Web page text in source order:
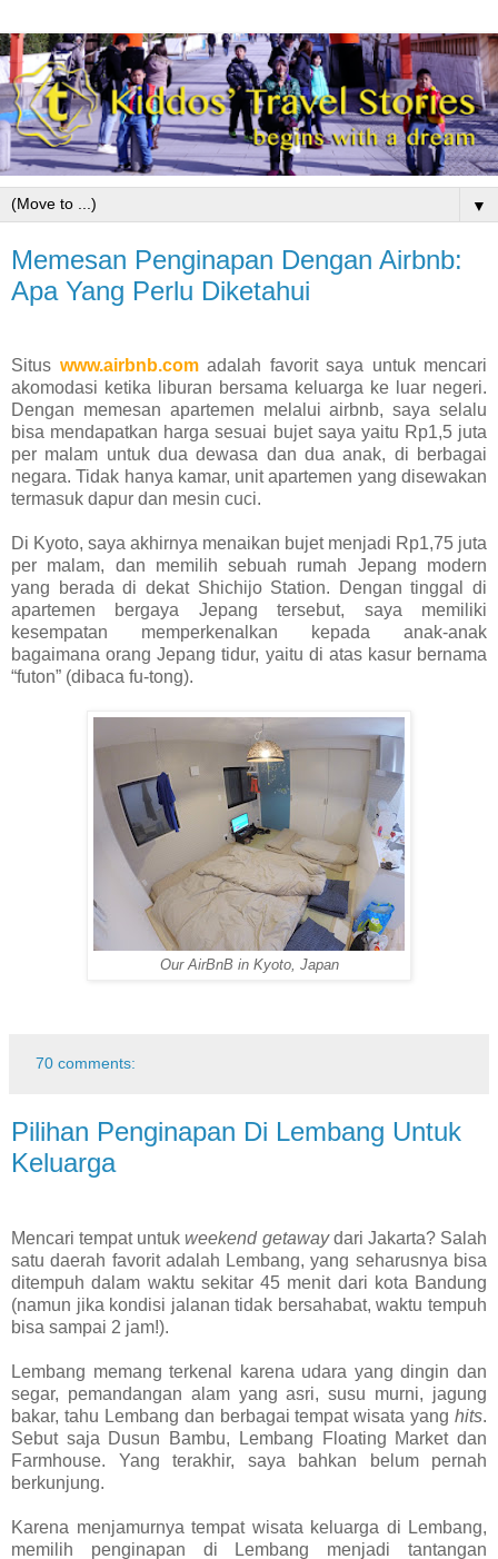
▼
Memesan Penginapan Dengan Airbnb:
Apa Yang Perlu Diketahui
Situs www.airbnb.comadalah favorit saya untuk mencari
akomodasi ketika liburan bersama keluarga ke luar negeri.
Dengan memesan apartemen melalui airbnb, saya selalu
bisa mendapatkan harga sesuai bujet saya yaitu Rp1,5 juta
per malam untuk dua dewasa dan dua anak, di berbagai
negara. Tidak hanya kamar, unit apartemen yang disewakan
termasuk dapur dan mesin cuci.
Di Kyoto, saya akhirnya menaikan bujet menjadi Rp1,75 juta
per malam, dan memilih sebuah rumah Jepang modern
yang berada di dekat Shichijo Station. Dengan tinggal di
apartemen bergaya Jepang tersebut, saya memiliki
kesempatan memperkenalkan kepada anak-anak
bagaimana orang Jepang tidur, yaitu di atas kasur bernama
“futon” (dibaca fu-tong).
Our AirBnB in Kyoto, Japan
70 comments:
Pilihan Penginapan Di Lembang Untuk
Keluarga
Mencari tempat untukweekend getawaydari Jakarta? Salah
satu daerah favorit adalah Lembang, yang seharusnya bisa
ditempuh dalam waktu sekitar 45 menit dari kota Bandung
(namun jika kondisi jalanan tidak bersahabat, waktu tempuh
bisa sampai 2 jam!).
Lembang memang terkenal karena udara yang dingin dan
segar, pemandangan alam yang asri, susu murni, jagung
bakar, tahu Lembang dan berbagai tempat wisata yang hits.
Sebut saja Dusun Bambu, Lembang Floating Market dan
Farmhouse. Yang terakhir, saya bahkan belum pernah
berkunjung.
Karena menjamurnya tempat wisata keluarga di Lembang,
memilih penginapan di Lembang menjadi tantangan